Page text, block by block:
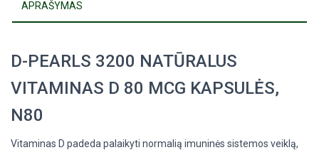
APRAŠYMAS
D-PEARLS 3200 NATŪRALUS
VITAMINAS D 80 MCG KAPSULĖS,
N80
Vitaminas D padeda palaikyti normalią imuninės sistemos veiklą,